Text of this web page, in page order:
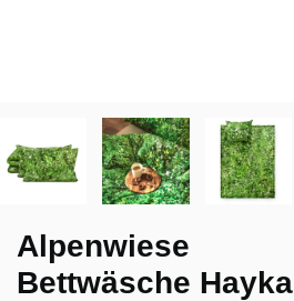
Alpenwiese
Bettwäsche Hayka